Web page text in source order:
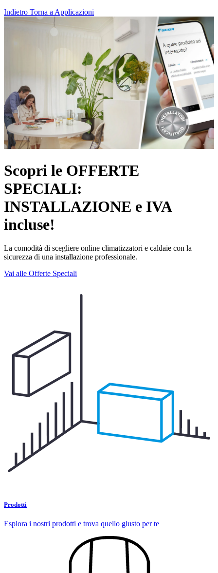
Indietro Torna a Applicazioni
Scopri le OFFERTE
SPECIALI:
INSTALLAZIONE e IVA
incluse!
La comodità di scegliere online climatizzatori e caldaie con la
sicurezza di una installazione professionale.
Vai alle Offerte Speciali
Prodotti
Esplora i nostri prodotti e trova quello giusto per te